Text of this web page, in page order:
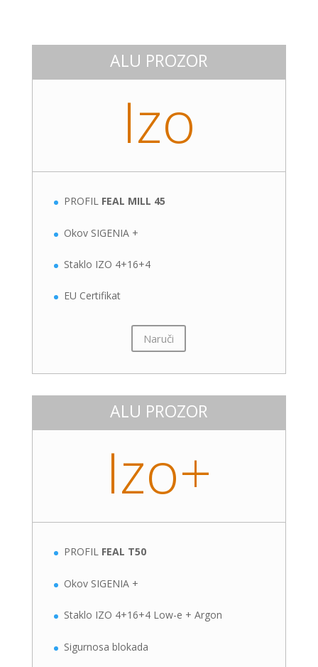
ALU PROZOR
Izo
PROFIL FEAL MILL 45
Okov SIGENIA +
Staklo IZO 4+16+4
EU Certifikat
Naruči
ALU PROZOR
Izo+
PROFIL FEAL T50
Okov SIGENIA +
Staklo IZO 4+16+4 Low-e + Argon
Sigurnosa blokada